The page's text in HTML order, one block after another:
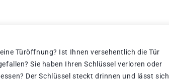
Türöffnung? Ist Ihnen versehentlich die Tür
Sie haben Ihren Schlüssel verloren oder
Der Schlüssel steckt drinnen und lässt sich